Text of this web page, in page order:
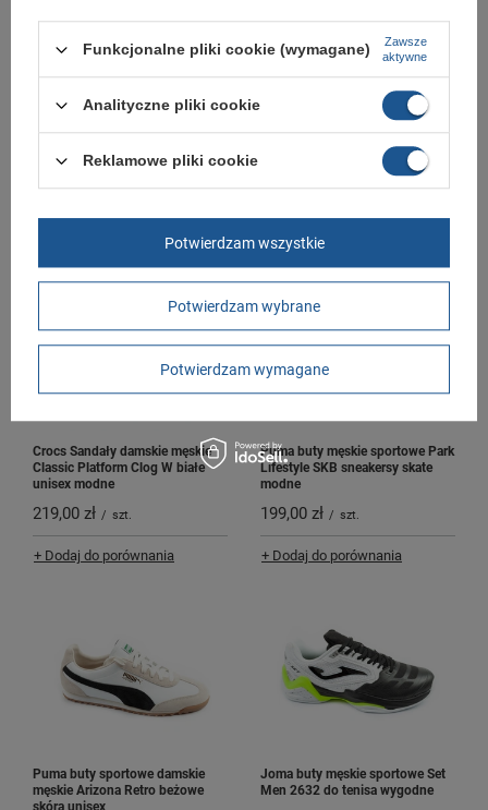
Crocs chodaki sandały damskie
modne
189,00 zł / szt.
Crocs Sandały damskie męskie
Classic Platform Clog W czarne
219,00 zł / szt.
+ Dodaj do porównania
Crocs Sandały damskie męskie
Classic Platform Clog W białe
unisex modne
219,00 zł / szt.
+ Dodaj do porównania
Puma buty męskie sportowe Park
Lifestyle SKB sneakersy skate
modne
199,00 zł / szt.
+ Dodaj do porównania
Puma buty sportowe damskie
męskie Arizona Retro beżowe
skóra unisex
Joma buty męskie sportowe Set
Men 2632 do tenisa wygodne
Funkcjonalne pliki cookie (wymagane)
Zawsze
aktywne
Analityczne pliki cookie
Reklamowe pliki cookie
Potwierdzam wybrane
Potwierdzam wymagane
Potwierdzam wszystkie